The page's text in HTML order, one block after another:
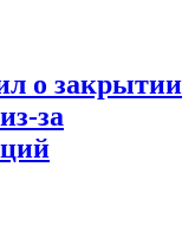
о закрытии
за